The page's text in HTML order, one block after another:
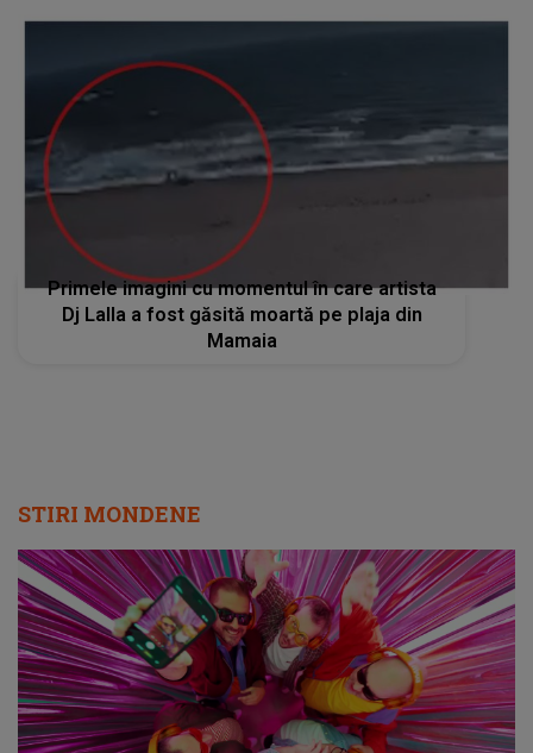
Primele imagini cu momentul în care artista
Dj Lalla a fost găsită moartă pe plaja din
Mamaia
STIRI MONDENE